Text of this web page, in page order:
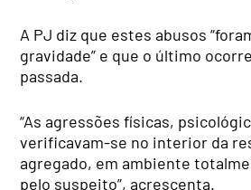
A PJ diz que estes abusos
gravidade” e que o último
passada.
“As agressões físicas,
verificavam-se no interior da
agregado, em ambiente
pelo suspeito”, acrescenta.